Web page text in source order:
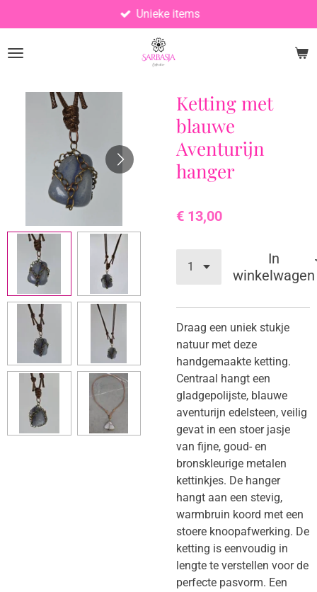
direct
naar
Unieke items
Ketting met
blauwe
Aventurijn
hanger
€ 13,00
In
winkelwagen
Draag een uniek stukje
natuur met deze
handgemaakte ketting.
Centraal hangt een
gladgepolijste, blauwe
aventurijn edelsteen, veilig
gevat in een stoer jasje
van fijne, goud- en
bronskleurige metalen
kettinkjes. De hanger
hangt aan een stevig,
warmbruin koord met een
stoere knoopafwerking. De
ketting is eenvoudig in
lengte te verstellen voor de
perfecte pasvorm. Een